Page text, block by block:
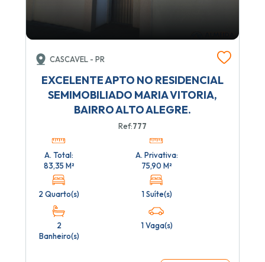
CASCAVEL - PR
EXCELENTE APTO NO RESIDENCIAL
SEMIMOBILIADO MARIA VITORIA,
BAIRRO ALTO ALEGRE.
Ref:777
A. Total:
83,35 M²
A. Privativa:
75,90 M²
2 Quarto(s) 1 Suíte(s)
2
Banheiro(s)
1 Vaga(s)